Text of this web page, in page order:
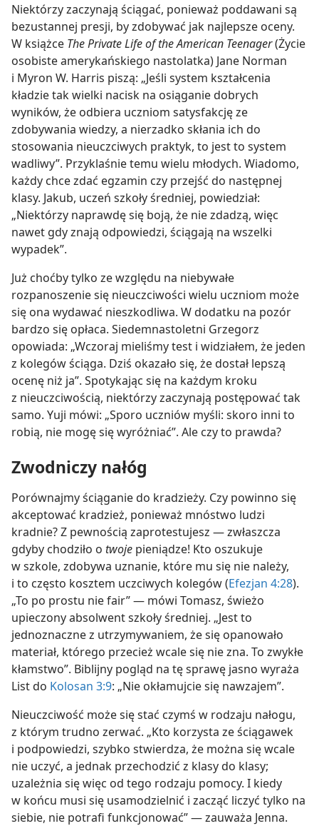
Niektórzy zaczynają ściągać, ponieważ poddawani są
bezustannej presji, by zdobywać jak najlepsze oceny.
W książce The Private Life of the American Teenager(Życie
osobiste amerykańskiego nastolatka) Jane Norman
i Myron W. Harris piszą: „Jeśli system kształcenia
kładzie tak wielki nacisk na osiąganie dobrych
wyników, że odbiera uczniom satysfakcję ze
zdobywania wiedzy, a nierzadko skłania ich do
stosowania nieuczciwych praktyk, to jest to system
wadliwy”. Przyklaśnie temu wielu młodych. Wiadomo,
każdy chce zdać egzamin czy przejść do następnej
klasy. Jakub, uczeń szkoły średniej, powiedział:
„Niektórzy naprawdę się boją, że nie zdadzą, więc
nawet gdy znają odpowiedzi, ściągają na wszelki
wypadek”.
Już choćby tylko ze względu na niebywałe
rozpanoszenie się nieuczciwości wielu uczniom może
się ona wydawać nieszkodliwa. W dodatku na pozór
bardzo się opłaca. Siedemnastoletni Grzegorz
opowiada: „Wczoraj mieliśmy test i widziałem, że jeden
z kolegów ściąga. Dziś okazało się, że dostał lepszą
ocenę niż ja”. Spotykając się na każdym kroku
z nieuczciwością, niektórzy zaczynają postępować tak
samo. Yuji mówi: „Sporo uczniów myśli: skoro inni to
robią, nie mogę się wyróżniać”. Ale czy to prawda?
Zwodniczy nałóg
Porównajmy ściąganie do kradzieży. Czy powinno się
akceptować kradzież, ponieważ mnóstwo ludzi
kradnie? Z pewnością zaprotestujesz — zwłaszcza
gdyby chodziło o twoje pieniądze! Kto oszukuje
w szkole, zdobywa uznanie, które mu się nie należy,
i to często kosztem uczciwych kolegów (Efezjan 4:28).
„To po prostu nie fair” — mówi Tomasz, świeżo
upieczony absolwent szkoły średniej. „Jest to
jednoznaczne z utrzymywaniem, że się opanowało
materiał, którego przecież wcale się nie zna. To zwykłe
kłamstwo”. Biblijny pogląd na tę sprawę jasno wyraża
List do Kolosan 3:9: „Nie okłamujcie się nawzajem”.
Nieuczciwość może się stać czymś w rodzaju nałogu,
z którym trudno zerwać. „Kto korzysta ze ściągawek
i podpowiedzi, szybko stwierdza, że można się wcale
nie uczyć, a jednak przechodzić z klasy do klasy;
uzależnia się więc od tego rodzaju pomocy. I kiedy
w końcu musi się usamodzielnić i zacząć liczyć tylko na
siebie, nie potrafi funkcjonować” — zauważa Jenna.